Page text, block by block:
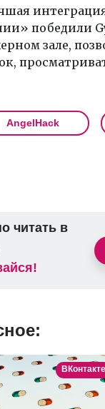
победили
зале,
AngelHack
читать в
ВКонтакте